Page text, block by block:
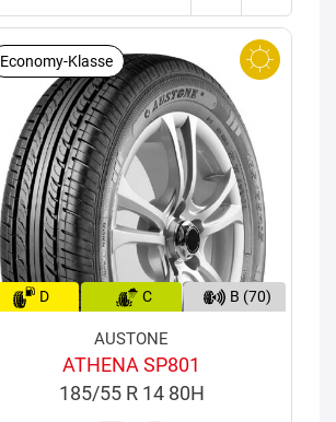
Economy-Klasse
D C B (70)
AUSTONE
ATHENA SP801
185/55 R 14 80H